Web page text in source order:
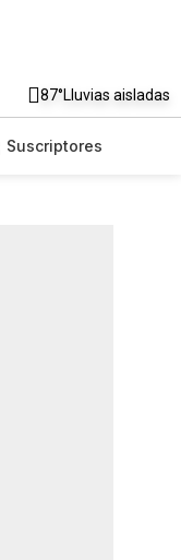
87°Lluvias aisladas
Suscriptores